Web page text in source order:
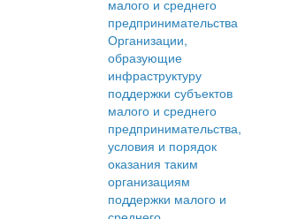
малого и среднего
предпринимательства
Организации,
образующие
инфраструктуру
поддержки субъектов
малого и среднего
предпринимательства,
условия и порядок
оказания таким
организациям
поддержки малого и